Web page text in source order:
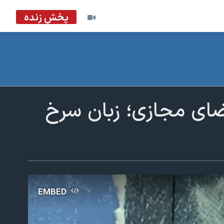
پخش زنده
مجازی؛‌ زبان سرخ
EMBED